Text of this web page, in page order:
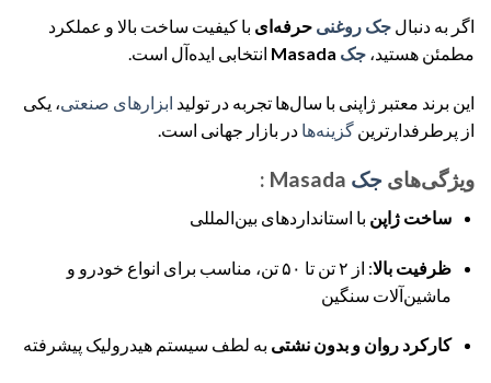
اگر به دنبال جک روغنی حرفه‌ای با کیفیت ساخت بالا و عملکرد
مطمئن هستید، جک انتخابی ایده‌آل است.
این برند معتبر ژاپنی با سال‌ها تجربه در تولید ابزارهای صنعتی، یکی
از پرطرفدارترین گزینه‌ها در بازار جهانی است.
ویژگی‌های جک Masada
:
ساخت ژاپن با استانداردهای بین‌المللی
ظرفیت بالا
: از ۲ تن تا ۵۰ تن، مناسب برای انواع خودرو و
ماشین‌آلات سنگین
کارکرد روان و بدون نشتی به لطف سیستم هیدرولیک پیشرفته